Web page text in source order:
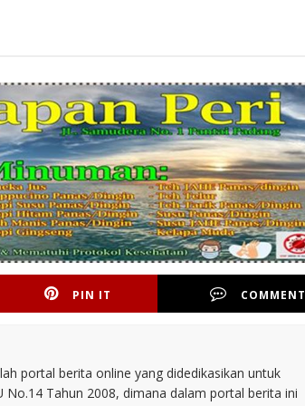
PIN IT COMMENT
portal berita online yang didedikasikan untuk
Tahun 2008, dimana dalam portal berita ini